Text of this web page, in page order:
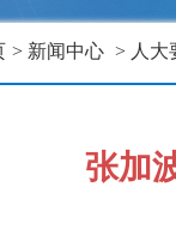
> 新闻中心 > 人大
张加